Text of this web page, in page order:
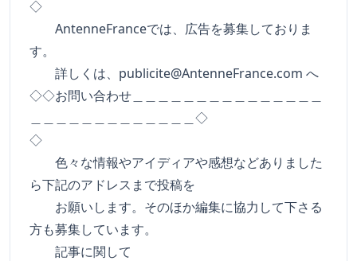
◇
AntenneFranceでは、広告を募集しておりま
す。
詳しくは、 publicite@AntenneFrance.com へ
◇◇お問い合わせ＿＿＿＿＿＿＿＿＿＿＿＿＿＿＿
＿＿＿＿＿＿＿＿＿＿＿＿＿◇
◇
色々な情報やアイディアや感想などありました
ら下記のアドレスまで投稿を
お願いします。そのほか編集に協力して下さる
方も募集しています。
記事に関して